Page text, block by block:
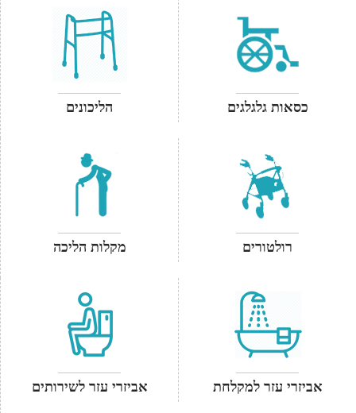
כסאות גלגלגים הליכונים
רולטורים מקלות הליכה
אביזרי עזר למקלחת אביזרי עזר לשירותים